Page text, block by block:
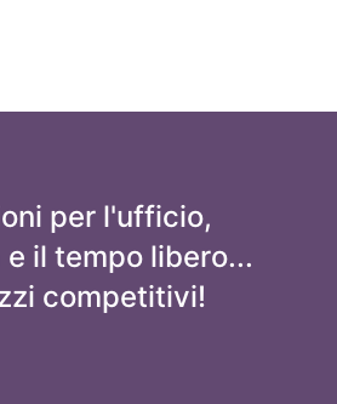
per l'ufficio,
e il tempo libero...
competitivi!